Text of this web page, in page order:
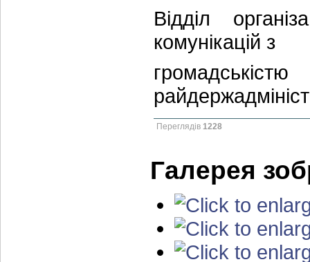
Відділ
комунікацій з
Переглядів 1228
Галерея